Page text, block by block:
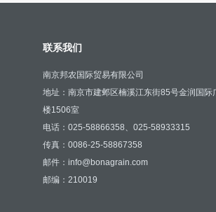
联系我们
南京邦农国际贸易有限公司
地址：南京市建邺区楠溪江东街85号金润国际
楼1506室
电话：025-58866358、025-58933315
传真：0086-25-58867358
邮件：info@bonagrain.com
邮编：210019